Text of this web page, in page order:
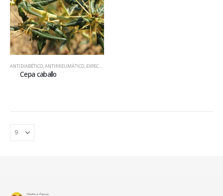
ANTIDIABÉTICO,ANTIRREUMÁTICO, EXPECTORANTE
Cepa caballo